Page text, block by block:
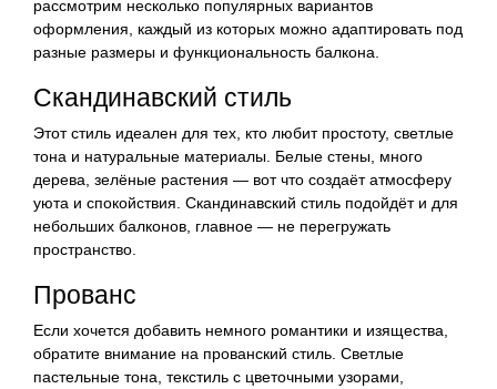
рассмотрим несколько популярных вариантов
оформления, каждый из которых можно адаптировать под
разные размеры и функциональность балкона.
Скандинавский стиль
Этот стиль идеален для тех, кто любит простоту, светлые
тона и натуральные материалы. Белые стены, много
дерева, зелёные растения — вот что создаёт атмосферу
уюта и спокойствия. Скандинавский стиль подойдёт и для
небольших балконов, главное — не перегружать
пространство.
Прованс
Если хочется добавить немного романтики и изящества,
обратите внимание на прованский стиль. Светлые
пастельные тона, текстиль с цветочными узорами,